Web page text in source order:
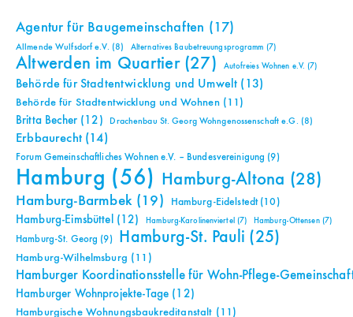
Agentur für Baugemeinschaften (17)
Allmende Wulfsdorf e.V. (8) Alternatives Baubetreuungsprogramm (7)
Altwerden im Quartier(27) Autofreies Wohnen e.V. (7)
Behörde für Stadtentwicklung und Umwelt (13)
Behörde für Stadtentwicklung und Wohnen(11)
Britta Becher(12) Drachenbau St. Georg Wohngenossenschaft e.G. (8)
Erbbaurecht(14)
Forum Gemeinschaftliches Wohnen e.V. – Bundesvereinigung (9)
Hamburg (56) Hamburg-Altona (28)
Hamburg-Barmbek(19) Hamburg-Eidelstedt(10)
Hamburg-Eimsbüttel (12) Hamburg-Karolinenviertel (7) Hamburg-Ottensen(7)
Hamburg-St. Georg (9) Hamburg-St. Pauli (25)
Hamburg-Wilhelmsburg (11)
Hamburger Koordinationsstelle für Wohn-Pflege-
Hamburger Wohnprojekte-Tage (12)
Hamburgische Wohnungsbaukreditanstalt (11)